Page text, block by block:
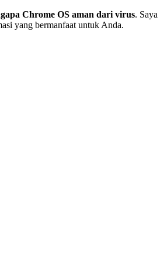
Chrome OS aman dari virus. Saya
yang bermanfaat untuk Anda.